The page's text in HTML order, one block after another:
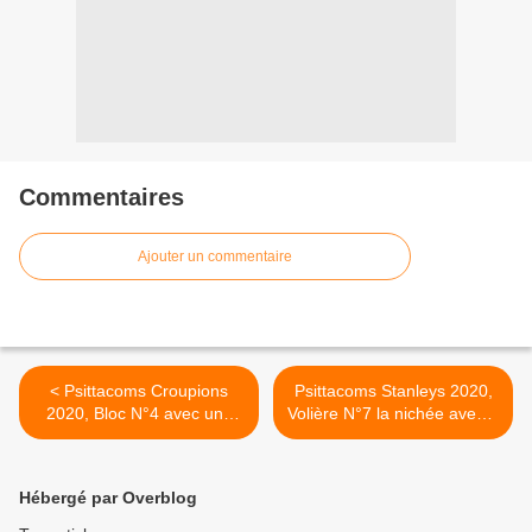
Commentaires
Ajouter un commentaire
< Psittacoms Croupions
2020, Bloc N°4 avec une
jeune F Bleue Pastel.
Psittacoms Stanleys 2020,
Volière N°7 la nichée avec 2
jeunes. >
Hébergé par Overblog